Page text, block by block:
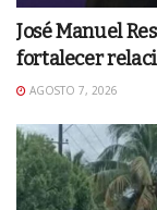
José Manuel
fortalecer
AGOSTO 7, 2026